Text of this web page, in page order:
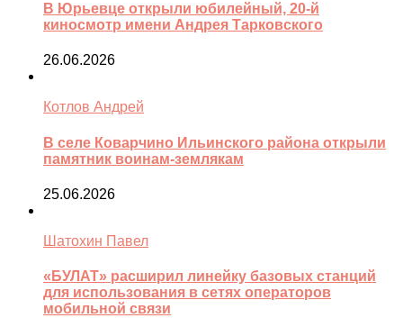
В Юрьевце открыли юбилейный, 20-й
киносмотр имени Андрея Тарковского
26.06.2026
Котлов Андрей
В селе Коварчино Ильинского района открыли
памятник воинам-землякам
25.06.2026
Шатохин Павел
«БУЛАТ» расширил линейку базовых станций
для использования в сетях операторов
мобильной связи